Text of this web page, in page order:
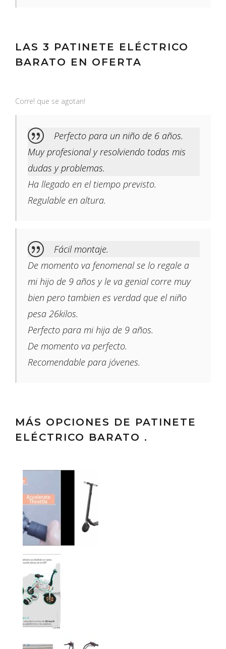
LAS 3 PATINETE ELÉCTRICO
BARATO EN OFERTA
Corre! que se agotan!
Perfecto para un niño de 6 años.
Muy profesional y resolviendo todas mis
dudas y problemas.
Ha llegado en el tiempo previsto.
Regulable en altura.
Fácil montaje.
De momento va fenomenal se lo regale a
mi hijo de 9 años y le va genial corre muy
bien pero tambien es verdad que el niño
pesa 26kilos.
Perfecto para mi hija de 9 años.
De momento va perfecto.
Recomendable para jóvenes.
MÁS OPCIONES DE PATINETE
ELÉCTRICO BARATO .